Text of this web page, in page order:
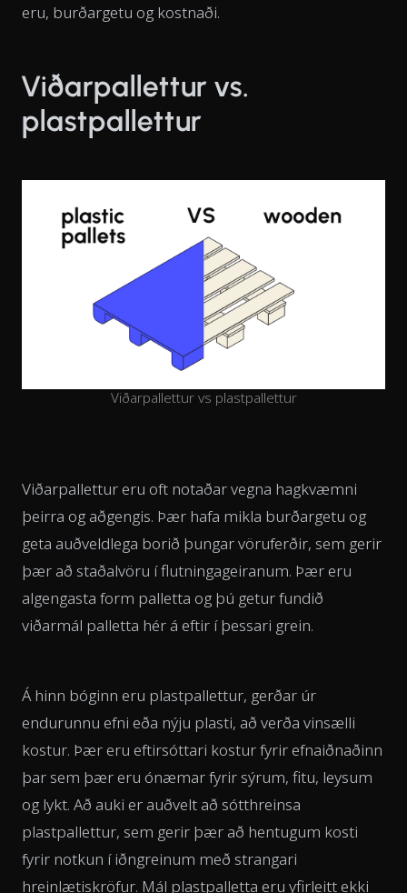
eru, burðargetu og kostnaði.
Viðarpallettur vs.
plastpallettur
Viðarpallettur vs plastpallettur
Viðarpallettur eru oft notaðar vegna hagkvæmni
þeirra og aðgengis. Þær hafa mikla burðargetu og
geta auðveldlega borið þungar vöruferðir, sem gerir
þær að staðalvöru í flutningageiranum. Þær eru
algengasta form palletta og þú getur fundið
viðarmál palletta hér á eftir í þessari grein.
Á hinn bóginn eru plastpallettur, gerðar úr
endurunnu efni eða nýju plasti, að verða vinsælli
kostur. Þær eru eftirsóttari kostur fyrir efnaiðnaðinn
þar sem þær eru ónæmar fyrir sýrum, fitu, leysum
og lykt. Að auki er auðvelt að sótthreinsa
plastpallettur, sem gerir þær að hentugum kosti
fyrir notkun í iðngreinum með strangari
hreinlætiskröfur. Mál plastpalletta eru yfirleitt ekki